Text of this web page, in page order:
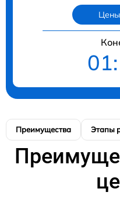
Преимущества Этапы